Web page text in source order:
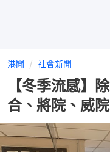
港聞 社會新聞
【冬季流感】
合、將院、威